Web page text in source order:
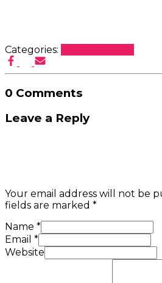
Categories:
0 Comments
Leave a Reply
Your email address will not be
fields are marked *
Name *
Email *
Website